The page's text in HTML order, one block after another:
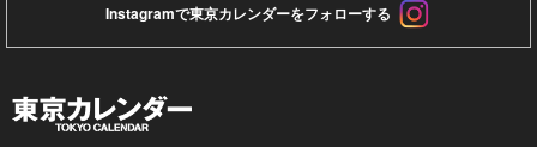
Instagramで東京カレンダーをフォローする